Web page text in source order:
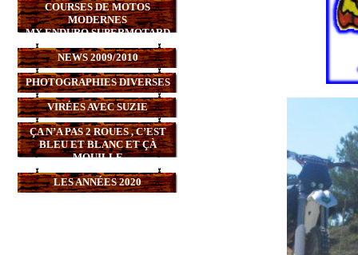
COURSES DE MOTOS
MODERNES
MX,ENDURO,SUPERMOTARD
NEWS 2009/2010
PHOTOGRAPHIES DIVERSES
VIRÉES AVEC SUZIE
ÇA N’A PAS 2 ROUES , C’EST
BLEU ET BLANC ET ÇÀ
MOUILLE
LES ANNÉES 2020